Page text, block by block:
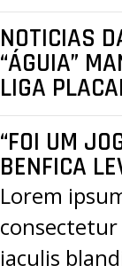
NOTICIAS
“ÁGUIA”
LIGA
“FOI UM
BENFICA
Lorem
iaculis